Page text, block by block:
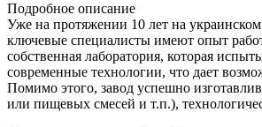
Подробное описание
Уже на протяжении 10 лет на
ключевые специалисты имеют опыт
собственная лаборатория, которая
современные технологии, что дает
Помимо этого, завод успешно
или пищевых смесей и т.п.),